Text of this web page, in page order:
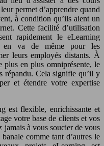
permet d’apprendre quand
à condition qu’ils aient un
Cette facilité d’utilisation
rapidement le eLearning
en va de même pour les
leurs employés distants. À
plus en plus omniprésente, le
répandu. Cela signifie qu’il y
et étendre votre expertise
est flexible, enrichissante et
votre base de clients et vos
jamais à vous soucier de vous
comme tant d’autres le